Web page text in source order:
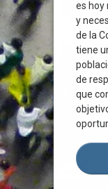
es hoy
y
de la
tiene
de
que